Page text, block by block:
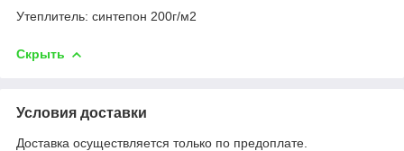
Утеплитель: синтепон 200г/м2
Скрыть
Условия доставки
Доставка осуществляется только по предоплате.